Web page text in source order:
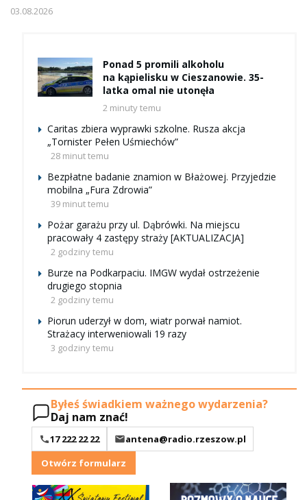
03.08.2026
Ponad 5 promili alkoholu
na kąpielisku w Cieszanowie. 35-
latka omal nie utonęła
2 minuty temu
Caritas zbiera wyprawki szkolne. Rusza akcja
„Tornister Pełen Uśmiechów”
28 minut temu
Bezpłatne badanie znamion w Błażowej. Przyjedzie
mobilna „Fura Zdrowia”
39 minut temu
Pożar garażu przy ul. Dąbrówki. Na miejscu
pracowały 4 zastępy straży [AKTUALIZACJA]
2 godziny temu
Burze na Podkarpaciu. IMGW wydał ostrzeżenie
drugiego stopnia
2 godziny temu
Piorun uderzył w dom, wiatr porwał namiot.
Strażacy interweniowali 19 razy
3 godziny temu
Byłeś świadkiem ważnego wydarzenia?
Daj nam znać!
17 222 22 22
antena@radio.rzeszow.pl
Otwórz formularz